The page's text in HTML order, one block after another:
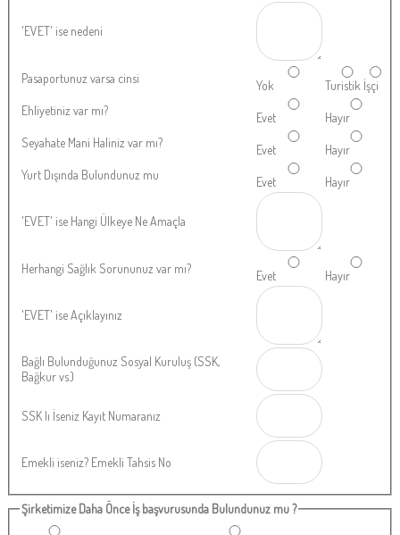
'EVET' ise nedeni
Pasaportunuz varsa cinsi Yok Turistik İşçi
Ehliyetiniz var mı?
Evet
Hayır
Seyahate Mani Haliniz var mı?
Evet
Hayır
Yurt Dışında Bulundunuz mu
Evet Hayır
'EVET' ise Hangi Ülkeye Ne Amaçla
Herhangi Sağlık Sorununuz var mı? Evet Hayır
'EVET' ise Açıklayınız
Bağlı Bulunduğunuz Sosyal Kuruluş (SSK,
Bağkur vs.)
SSK lı İseniz Kayıt Numaranız
Emekli iseniz? Emekli Tahsis No
Şirketimize Daha Önce İş başvurusunda Bulundunuz mu ?